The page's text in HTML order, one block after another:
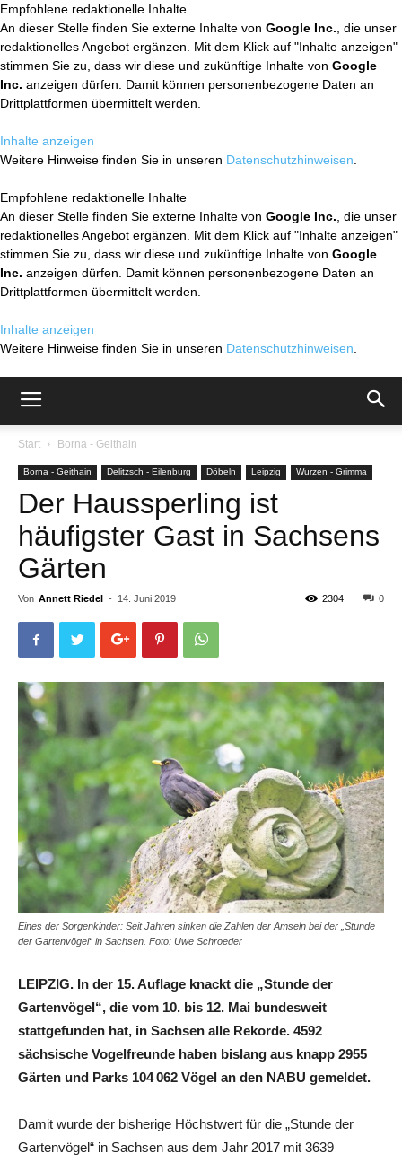
Empfohlene redaktionelle Inhalte
An dieser Stelle finden Sie externe Inhalte von Google Inc. , die unser
redaktionelles Angebot ergänzen. Mit dem Klick auf "Inhalte anzeigen"
stimmen Sie zu, dass wir diese und zukünftige Inhalte von Google
Inc. anzeigen dürfen. Damit können personenbezogene Daten an
Drittplattformen übermittelt werden.
Inhalte anzeigen
Weitere Hinweise finden Sie in unseren Datenschutzhinweisen
Empfohlene redaktionelle Inhalte
An dieser Stelle finden Sie externe Inhalte von Google Inc. , die unser
redaktionelles Angebot ergänzen. Mit dem Klick auf "Inhalte anzeigen"
stimmen Sie zu, dass wir diese und zukünftige Inhalte von Google
Inc. anzeigen dürfen. Damit können personenbezogene Daten an
Drittplattformen übermittelt werden.
Inhalte anzeigen
Weitere Hinweise finden Sie in unseren Datenschutzhinweisen
Start Borna - Geithain
Borna - Geithain Delitzsch - Eilenburg Döbeln Leipzig Wurzen - Grimma
Der Haussperling ist
häufigster Gast in Sachsens
Gärten
Von Annett Riedel - 14. Juni 2019 0
2304
Eines der Sorgenkinder: Seit Jahren sinken die Zahlen der Amseln bei der „Stunde
der Gartenvögel“ in Sachsen. Foto: Uwe Schroeder
LEIPZIG. In der 15. Auflage knackt die „Stunde der
Gartenvögel“, die vom 10. bis 12. Mai bundesweit
stattgefunden hat, in Sachsen alle Rekorde. 4592
sächsische Vogelfreunde haben bislang aus knapp 2955
Gärten und Parks 104 062 Vögel an den NABU gemeldet.
Damit wurde der bisherige Höchstwert für die „Stunde der
Gartenvögel“ in Sachsen aus dem Jahr 2017 mit 3639